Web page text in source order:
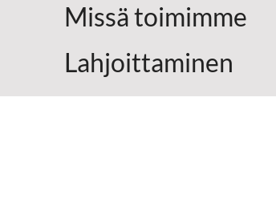
Missä toimimme
Lahjoittaminen